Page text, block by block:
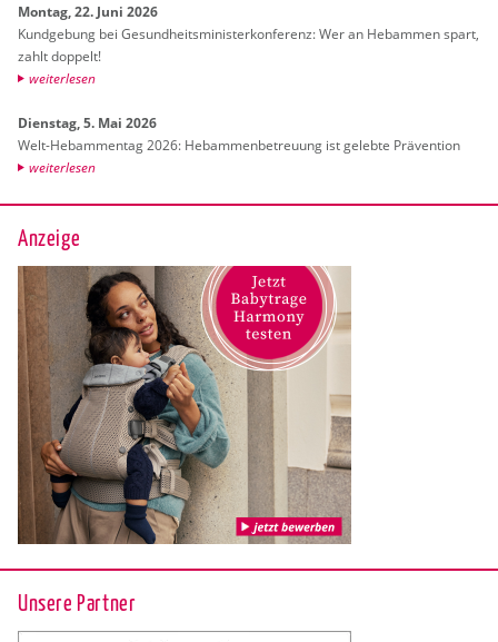
Mon­tag, 22. Juni 2026
Kund­ge­bung bei Ge­sund­heits­mi­nis­ter­kon­fe­renz: Wer an Heb­am­men spart,
zahlt dop­pelt!
wei­ter­le­sen
Diens­tag, 5. Mai 2026
Welt-Heb­am­men­tag 2026: Heb­am­men­be­treu­ung ist ge­leb­te Prä­ven­ti­on
wei­ter­le­sen
Anzeige
Unsere Partner